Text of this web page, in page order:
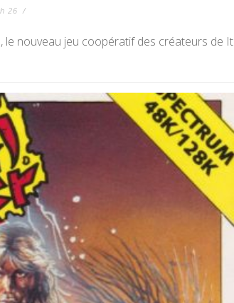
26 /
le nouveau jeu coopératif des créateurs de It